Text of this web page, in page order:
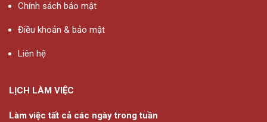
Chính sách bảo mật
Điều khoản & bảo mật
Liên hệ
LỊCH LÀM VIỆC
Làm việc tất cả các ngày trong tuần